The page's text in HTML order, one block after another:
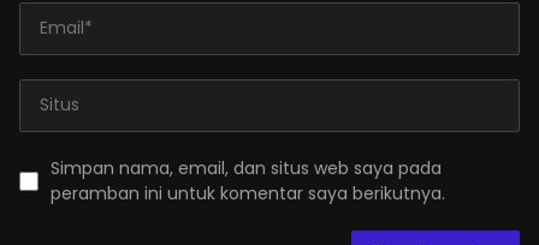
Simpan nama, email, dan situs web saya pada
peramban ini untuk komentar saya berikutnya.